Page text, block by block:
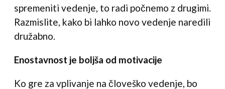
spremeniti vedenje, to radi počnemo z drugimi.
Razmislite, kako bi lahko novo vedenje naredili
družabno.
Enostavnost je boljša od motivacije
Ko gre za vplivanje na človeško vedenje, bo